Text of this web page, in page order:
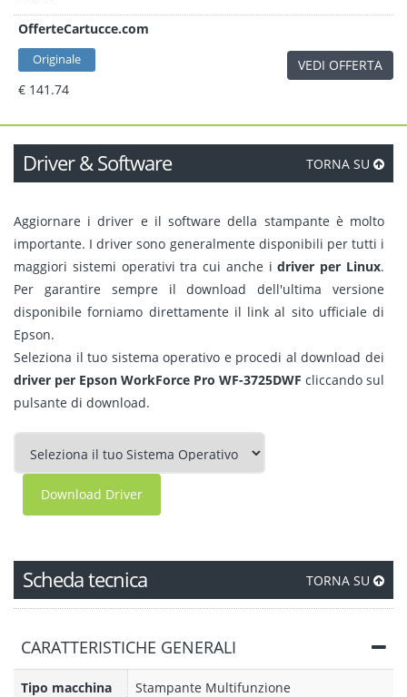
OfferteCartucce.com
Originale
€ 141.74
VEDI OFFERTA
Driver & Software TORNA SU
Aggiornare i driver e il software della stampante è molto
importante. I driver sono generalmente disponibili per tutti i
maggiori sistemi operativi tra cui anche idriver per Linux.
Per garantire sempre il download dell'ultima versione
disponibile forniamo direttamente il link al sito ufficiale di
Epson.
Seleziona il tuo sistema operativo e procedi al download dei
driver per Epson WorkForce Pro WF-3725DWF cliccando sul
pulsante di download.
Download Driver
Scheda tecnica TORNA SU
CARATTERISTICHE GENERALI
Tipo macchina Stampante Multifunzione